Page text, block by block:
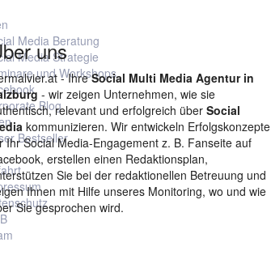
Media Beratung
Media Strategie
und Workshops
Blog
Bestseller
uns
- IhreSocial Multi Media Agentur in
- wir zeigen Unternehmen, wie sie
relevant und erfolgreich über Social
kommunizieren. Wir entwickeln Erfolgskonzepte
Ihr Social Media-Engagement z. B. Fanseite auf
erstellen einen Redaktionsplan,
Sie bei der redaktionellen Betreuung und
Ihnen mit Hilfe unseres Monitoring, wo und wie
Sie gesprochen wird.
klicken Sie hier: